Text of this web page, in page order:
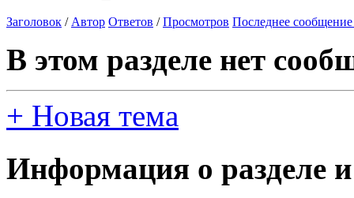
Заголовок / Автор Ответов /Просмотров Последнее сообщение
В этом разделе нет
+ Новая тема
Информация о разделе